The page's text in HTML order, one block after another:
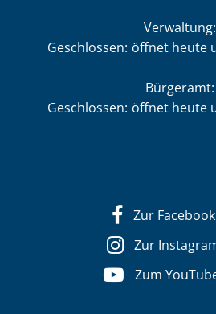
Verwaltung:
Klicken, um weitere
Geschlossen: öffnet heute
Bürgeramt:
Klicken, um weitere
Geschlossen: öffnet heute
Zur
Zur
Zum